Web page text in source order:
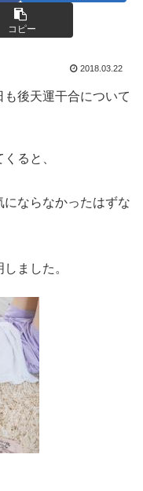
コピー
2018.03.22
後天運干合について
ると、
ならなかったはずな
ました。